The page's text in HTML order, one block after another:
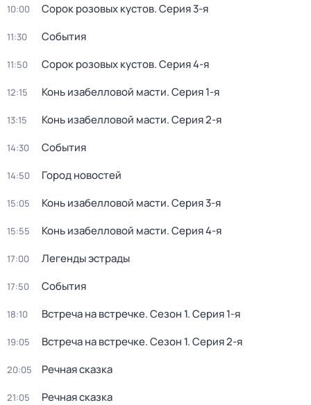
10:00 Сорок розовых кустов. Серия 3-я
11:30 События
11:50 Сорок розовых кустов. Серия 4-я
12:15 Конь изабелловой масти. Серия 1-я
13:15 Конь изабелловой масти. Серия 2-я
14:30 События
14:50 Город новостей
15:05 Конь изабелловой масти. Серия 3-я
15:55 Конь изабелловой масти. Серия 4-я
17:00 Легенды эстрады
17:50 События
18:10 Встреча на встречке. Сезон 1. Серия 1-я
19:05 Встреча на встречке. Сезон 1. Серия 2-я
20:05 Речная сказка
21:05 Речная сказка